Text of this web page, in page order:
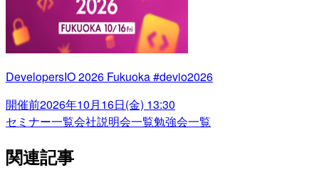
DevelopersIO 2026 Fukuoka #devio2026
開催前2026年10月16日(金) 13:30
セミナー一覧会社説明会一覧勉強会一覧
関連記事